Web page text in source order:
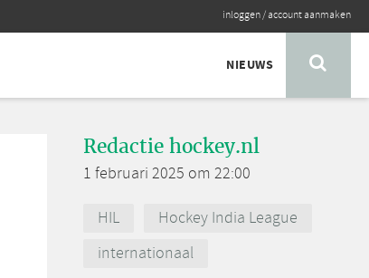
inloggen/account aanmaken
NIEUWS
Redactie hockey.nl
1 februari 2025 om 22:00
HIL
Hockey India League
internationaal